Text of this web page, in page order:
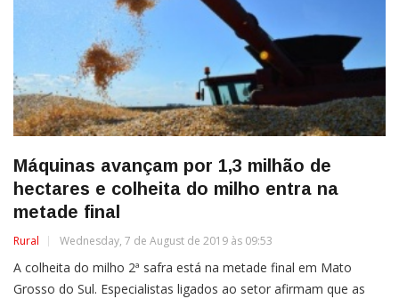
Máquinas avançam por 1,3 milhão de
hectares e colheita do milho entra na
metade final
Rural Wednesday, 7 de August de 2019 às 09:53
A colheita do milho 2ª safra está na metade final em Mato
Grosso do Sul. Especialistas ligados ao setor afirmam que as